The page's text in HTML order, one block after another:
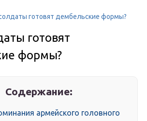
готовят дембельские формы?
готовят
формы?
Содержание:
армейского головного